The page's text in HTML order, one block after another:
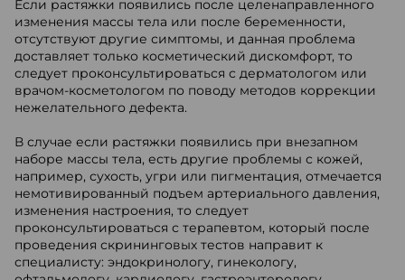
Если растяжки появились после целенаправленного
изменения массы тела или после беременности,
отсутствуют другие симптомы, и данная проблема
доставляет только косметический дискомфорт, то
следует проконсультироваться с дерматологом или
врачом-косметологом по поводу методов коррекции
нежелательного дефекта.
В случае если растяжки появились при внезапном
наборе массы тела, есть другие проблемы с кожей,
например, сухость, угри или пигментация, отмечается
немотивированный подъем артериального давления,
изменения настроения, то следует
проконсультироваться с терапевтом, который после
проведения скрининговых тестов направит к
специалисту: эндокринологу, гинекологу,